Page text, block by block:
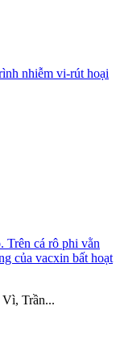
nhiễm vi-rút hoại
Trên cá rô phi vằn
của vacxin bất hoạt
Trần...